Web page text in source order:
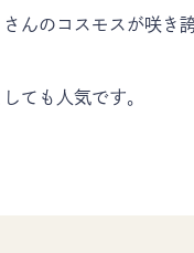
んのコスモスが咲き
ても人気です。